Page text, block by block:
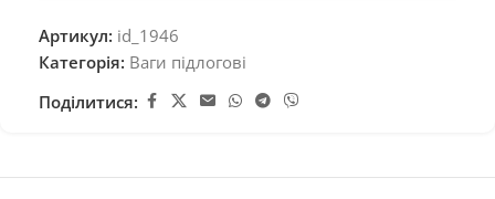
Артикул: id_1946
Категорія: Ваги підлогові
Поділитися: